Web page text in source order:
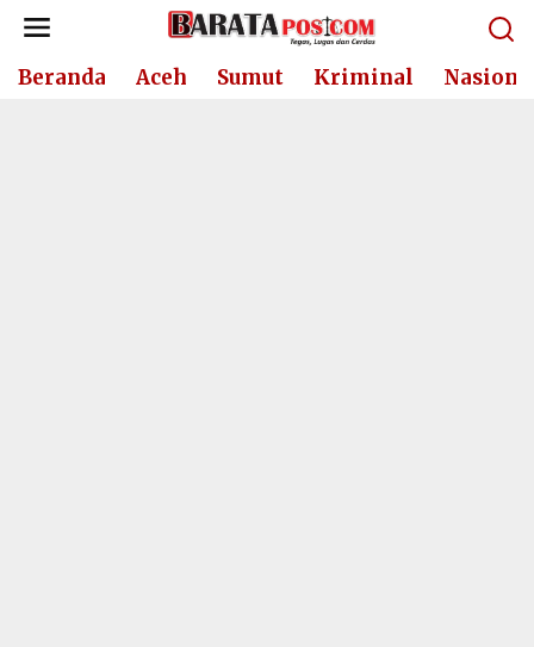
Lewati
konten
Beranda Aceh Sumut Kriminal